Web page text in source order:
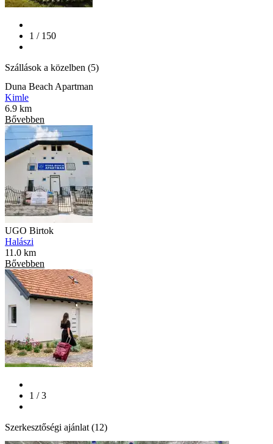
1 / 150
Szállások a közelben (5)
Duna Beach Apartman
Kimle
6.9 km
Bővebben
UGO Birtok
Halászi
11.0 km
Bővebben
1 / 3
Szerkesztőségi ajánlat (12)